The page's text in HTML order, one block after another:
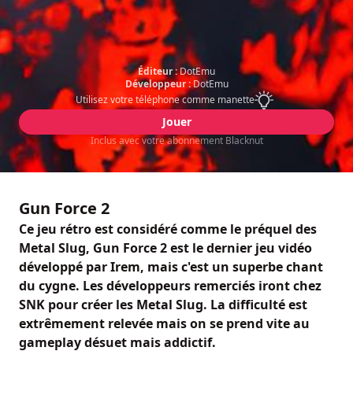
Éditeur :DotEmu
Développeur :DotEmu
Utilisez votre téléphone comme manette
Jouer
Inclus avec votre abonnement Blacknut
Gun Force 2
Ce jeu rétro est considéré comme le préquel des
Metal Slug, Gun Force 2 est le dernier jeu vidéo
développé par Irem, mais c'est un superbe chant
du cygne. Les développeurs remerciés iront chez
SNK pour créer les Metal Slug. La difficulté est
extrêmement relevée mais on se prend vite au
gameplay désuet mais addictif.